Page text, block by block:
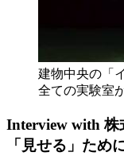
建物中央の「
全ての実験室
Interview with 株
「見せる」ため